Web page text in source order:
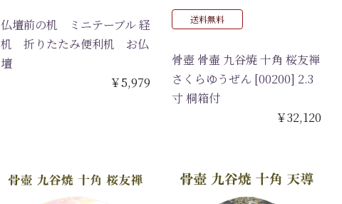
仏壇前の机 ミニテーブル 経
机 折りたたみ便利机 お仏
壇
￥5,979
送料無料
骨壺 骨壷 九谷焼 十角 桜友禅
さくらゆうぜん [00200] 2.3
寸 桐箱付
￥32,120